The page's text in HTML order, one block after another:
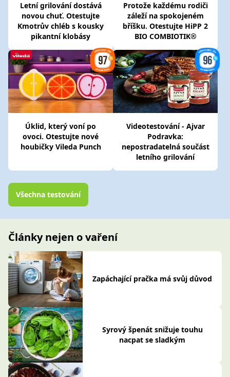
Letní grilování dostává
novou chuť. Otestujte
Kmotrův chléb s kousky
pikantní klobásy
Protože každému rodiči
záleží na spokojeném
bříšku. Otestujte HiPP 2
BIO COMBIOTIK®
Úklid, který voní po
ovoci. Otestujte nové
houbičky Vileda Punch
Videotestování - Ajvar
Podravka:
nepostradatelná součást
letního grilování
Všechna testování
Články nejen o vaření
Zapáchající pračka má svůj důvod
Syrový špenát snižuje touhu
nacpat se sladkým